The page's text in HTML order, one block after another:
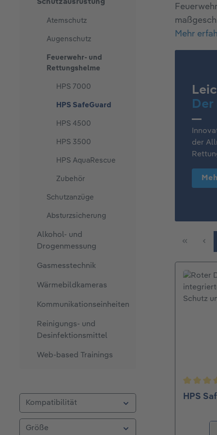
Schutzausrüstung
Atemschutz
Augenschutz
Feuerwehr- und
Rettungshelme
HPS 7000
HPS SafeGuard
HPS 4500
HPS 3500
HPS AquaRescue
Zubehör
Schutzanzüge
Absturzsicherung
Alkohol- und
Drogenmessung
Gasmesstechnik
Wärmebildkameras
Kommunikationseinheiten
Reinigungs- und
Desinfektionsmittel
Web-based Trainings
Kompatibilität
Größe
Mehr
der
HPS